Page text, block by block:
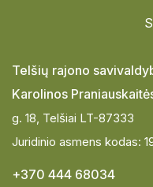
Telšių rajono
Karolinos
g. 18, Telšiai LT-87333
Juridinio asmens kodas:
+370 444 68034